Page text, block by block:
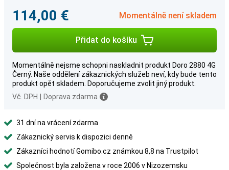
114,00 € Momentálně není skladem
Přidat do košíku
Momentálně nejsme schopni naskladnit produkt Doro 2880 4G
Černý. Naše oddělení zákaznických služeb neví, kdy bude tento
produkt opět skladem. Doporučujeme zvolit jiný produkt.
Vč. DPH
Doprava zdarma
31 dní na vrácení zdarma
Zákaznický servis k dispozici denně
Zákazníci hodnotí Gomibo.cz známkou 8,8 na Trustpilot
Společnost byla založena v roce 2006 v Nizozemsku